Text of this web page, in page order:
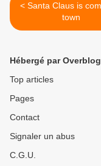
< Santa Claus is coming to
town
Hébergé par Overblog
Top articles
Pages
Contact
Signaler un abus
C.G.U.